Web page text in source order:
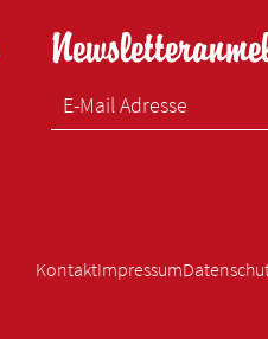
KontaktImpressum